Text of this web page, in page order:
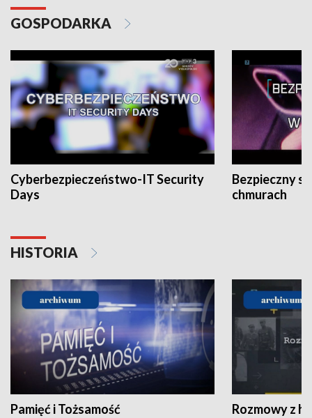
GOSPODARKA
Cyberbezpieczeństwo-IT Security
Days
Bezpieczny
chmurach
HISTORIA
Pamięć i Tożsamość Rozmowy z